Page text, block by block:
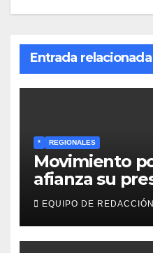
Entrada relacionada
* REGIONALES
Movimiento
afianza su
comunitaria
y otras
Anzoátegui
EQUIPO DE